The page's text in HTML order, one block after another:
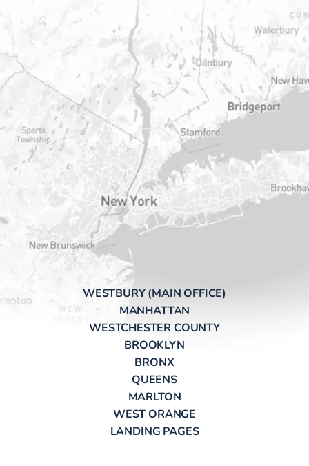
WESTBURY (MAIN OFFICE)
MANHATTAN
WESTCHESTER COUNTY
BROOKLYN
BRONX
QUEENS
MARLTON
WEST ORANGE
LANDING PAGES